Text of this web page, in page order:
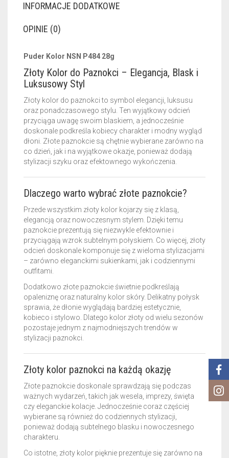
INFORMACJE DODATKOWE
OPINIE (0)
Puder Kolor NSN P484 28g
Złoty Kolor do Paznokci – Elegancja, Blask i
Luksusowy Styl
Złoty kolor do paznokci to symbol elegancji, luksusu
oraz ponadczasowego stylu. Ten wyjątkowy odcień
przyciąga uwagę swoim blaskiem, a jednocześnie
doskonale podkreśla kobiecy charakter i modny wygląd
dłoni. Złote paznokcie są chętnie wybierane zarówno na
co dzień, jak i na wyjątkowe okazje, ponieważ dodają
stylizacji szyku oraz efektownego wykończenia.
Dlaczego warto wybrać złote paznokcie?
Przede wszystkim złoty kolor kojarzy się z klasą,
elegancją oraz nowoczesnym stylem. Dzięki temu
paznokcie prezentują się niezwykle efektownie i
przyciągają wzrok subtelnym połyskiem. Co więcej, złoty
odcień doskonale komponuje się z wieloma stylizacjami
– zarówno eleganckimi sukienkami, jak i codziennymi
outfitami.
Dodatkowo złote paznokcie świetnie podkreślają
opaleniznę oraz naturalny kolor skóry. Delikatny połysk
sprawia, że dłonie wyglądają bardziej estetycznie,
kobieco i stylowo. Dlatego kolor złoty od wielu sezonów
pozostaje jednym z najmodniejszych trendów w
stylizacji paznokci.
Złoty kolor paznokci na każdą okazję
Złote paznokcie doskonale sprawdzają się podczas
ważnych wydarzeń, takich jak wesela, imprezy, święta
czy eleganckie kolacje. Jednocześnie coraz częściej
wybierane są również do codziennych stylizacji,
ponieważ dodają subtelnego blasku i nowoczesnego
charakteru.
Co istotne, złoty kolor pięknie prezentuje się zarówno na